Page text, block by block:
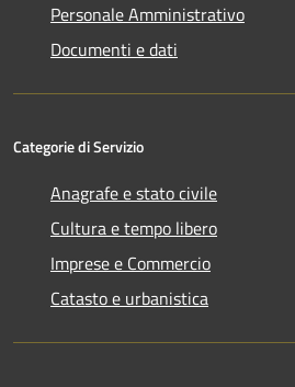
Personale Amministrativo
Documenti e dati
Categorie di Servizio
Anagrafe e stato civile
Cultura e tempo libero
Imprese e Commercio
Catasto e urbanistica